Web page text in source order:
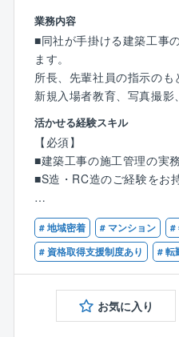
支給や受験料の返還、1級
円、2級建築施工管理技士
ございます。
■現場所長のスキルがあれ
同社の施工方法を学んだ
ていただきます。
■現場所長のスキルが無い
キルマップに従いOJT教育
できます。
【求人の魅力（アピールポ
・圧倒的な経営安定性
1966年の設立以来、ずっ
官公庁や大手電力会社など
れない強固な事業基盤があ
理想のワークライフバラン
・年間休日126日（土日祝
時間も大切にできます。
柔軟な働き方をサポート
0〜16:30）に合わせた時
ースで無理なく働けます。
業務内容
■同社が手掛ける建築工事
ます。
所長、先輩社員の指示のも
新規入場者教育、写真撮
業務を行っていただきます。
＜案件について＞
・自社開発マンション施工
案件、大型新築マンション
・民間：官公庁＝５：５(自
・新築案件を対応（改修は
・エリア：大阪7割、兵庫
・規模：5億円～10億円な
＜働き方＞
・年休120日／残業平均25
活かせる経験スキル
【必須】
■建築工事の施工管理の実
■S造・RC造のご経験をお
【歓迎】
■一級、二級建築士のご資
■1級、2級建築施工管理技
# 地域密着 # マンション
#
# 資格取得支援制度あり
# 転
お気に入り